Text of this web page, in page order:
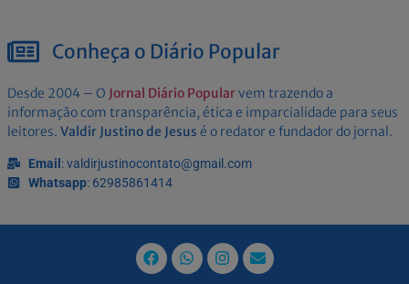
Conheça o Diário Popular
Desde 2004 – O Jornal Diário Popularvem trazendo a
informação com transparência, ética e imparcialidade para seus
leitores. Valdir Justino de Jesus é o redator e fundador do jornal.
Email : valdirjustinocontato@gmail.com
Whatsapp: 62985861414